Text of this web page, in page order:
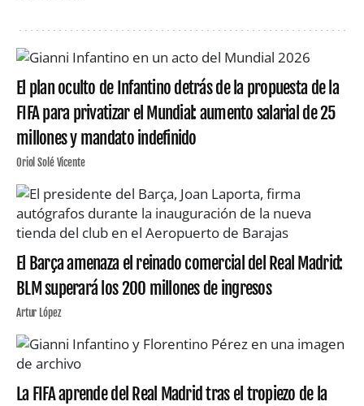
El plan oculto de Infantino detrás de la propuesta de la
FIFA para privatizar el Mundial: aumento salarial de 25
millones y mandato indefinido
Oriol Solé Vicente
El Barça amenaza el reinado comercial del Real Madrid:
BLM superará los 200 millones de ingresos
Artur López
La FIFA aprende del Real Madrid tras el tropiezo de la